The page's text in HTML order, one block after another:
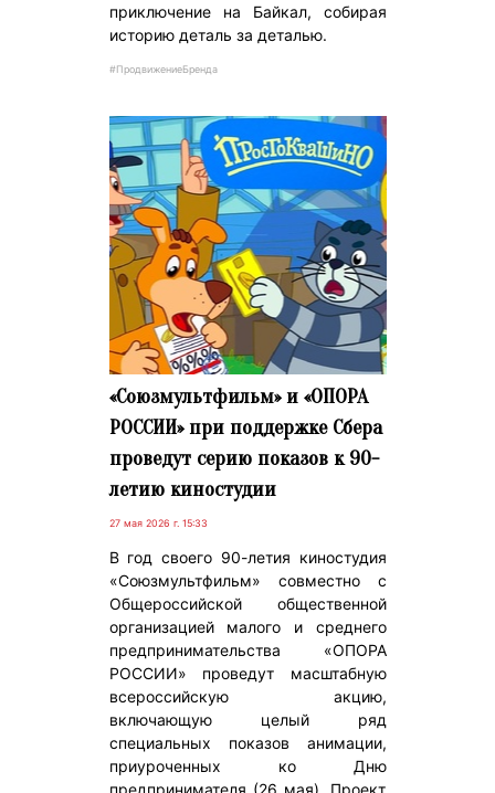
приключение на Байкал, собирая
историю деталь за деталью.
#ПродвижениеБренда
«Союзмультфильм» и «ОПОРА
РОССИИ» при поддержке Сбера
проведут серию показов к 90-
летию киностудии
27 мая 2026 г. 15:33
В год своего 90-летия киностудия
«Союзмультфильм» совместно с
Общероссийской общественной
организацией малого и среднего
предпринимательства «ОПОРА
РОССИИ» проведут масштабную
всероссийскую акцию,
включающую целый ряд
специальных показов анимации,
приуроченных ко Дню
предпринимателя (26 мая). Проект